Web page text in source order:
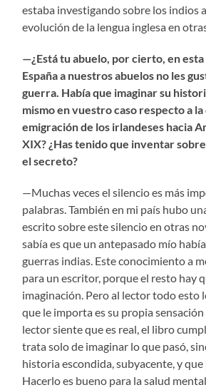
estaba investigando sobre los indios
evolución de la lengua inglesa en
—¿Está tu abuelo, por cierto, en esta
España a nuestros abuelos no les
guerra. Había que imaginar su
mismo en vuestro caso respecto a
emigración de los irlandeses hacia
XIX? ¿Has tenido que inventar
el secreto?
—Muchas veces el silencio es más
palabras. También en mi país hubo
escrito sobre este silencio en otras
sabía es que un antepasado mío
guerras indias. Este conocimiento a
para un escritor, porque el resto hay
imaginación. Pero al lector todo esto
que le importa es su propia sensación
lector siente que es real, el libro
trata solo de imaginar lo que pasó,
historia escondida, subyacente, y que
Hacerlo es bueno para la salud